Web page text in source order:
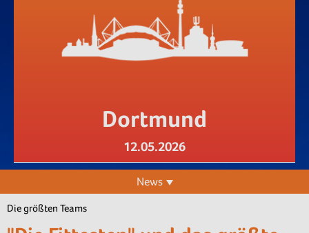
Dortmund
12.05.2026
News
Die größten Teams